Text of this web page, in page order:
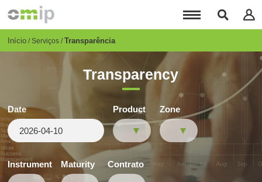
para
conteúdo
Breadcrumb
Início Serviços Transparência
Transparency
Date Product Zone
Instrument Maturity Contrato